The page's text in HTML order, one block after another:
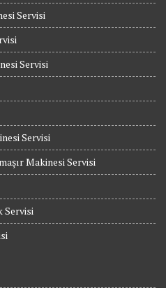
Servisi
Servisi
Servisi
Makinesi Servisi
Servisi